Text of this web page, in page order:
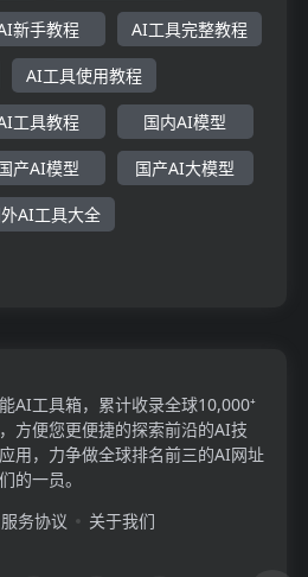
新手教程 AI工具完整教程
AI工具使用教程
工具教程 国内AI模型
产AI模型 国产AI大模型
AI工具大全
AI工具箱，累计收录全球10,000⁺
方便您更便捷的探索前沿的AI技
用，力争做全球排名前三的AI网址
的一员。
服务协议 关于我们